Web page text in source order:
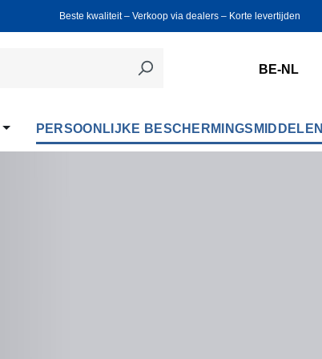
Beste kwaliteit ‒ Verkoop via dealers ‒ Korte levertijden
BE-NL
PERSOONLIJKE BESCHERMINGSMIDDELEN